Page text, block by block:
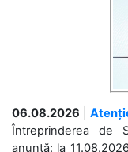
06.08.2026
Întreprinderea de
anunță: la